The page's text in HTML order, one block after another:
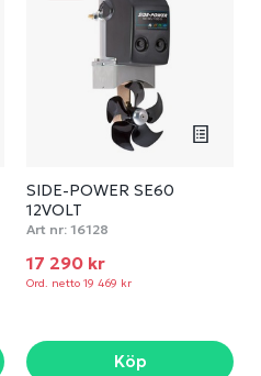
SIDE-POWER SE60
12VOLT
Art nr: 16128
17 290 kr
Ord. netto 19 469 kr
Köp